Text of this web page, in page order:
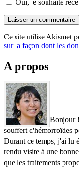
Oui, je souhaite
Ce site utilise Akismet
sur la façon dont les
A propos
Bonjour
souffert d'hémorroïdes
Durant ce temps, j'ai lu
rendu visite à une
que les traitements